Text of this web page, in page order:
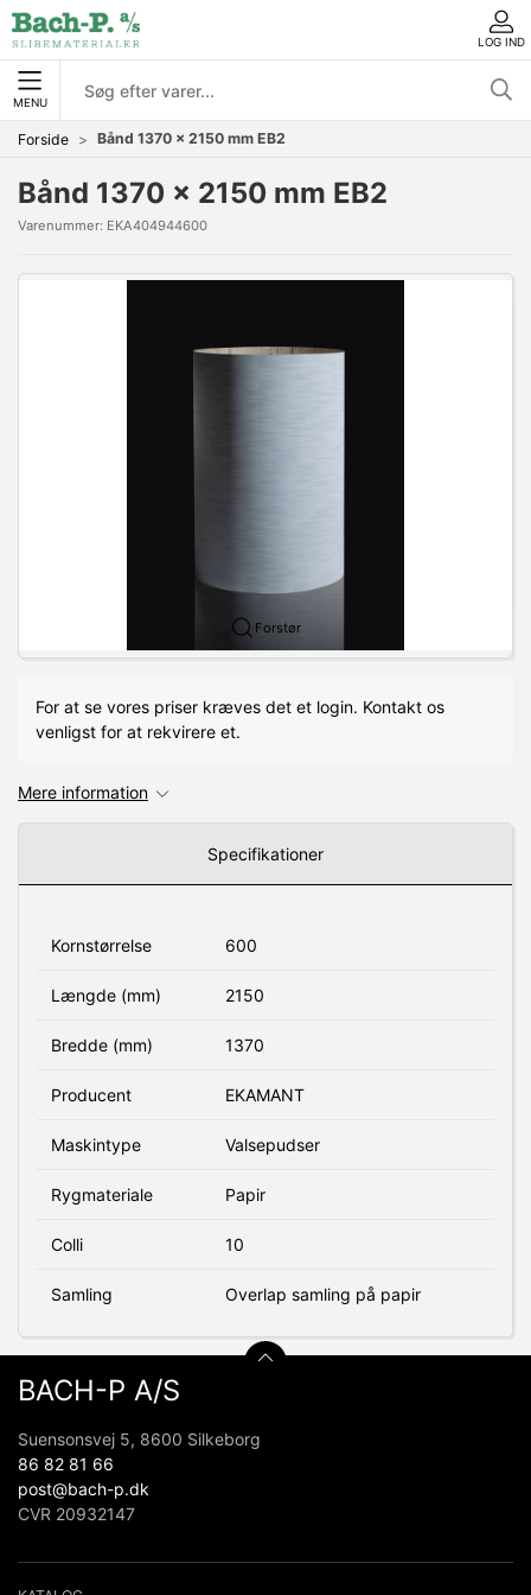
LOG IND
MENU
Forside Bånd 1370 x 2150 mm EB2
Bånd 1370 x 2150 mm EB2
Varenummer: EKA404944600
Forstør
For at se vores priser kræves det et login. Kontakt os
venligst for at rekvirere et.
Mere information
Specifikationer
Kornstørrelse 600
Længde (mm) 2150
Bredde (mm) 1370
Producent EKAMANT
Maskintype Valsepudser
Rygmateriale Papir
Colli 10
Samling Overlap samling på papir
BACH-P A/S
Suensonsvej 5, 8600 Silkeborg
86 82 81 66
post@bach-p.dk
CVR 20932147